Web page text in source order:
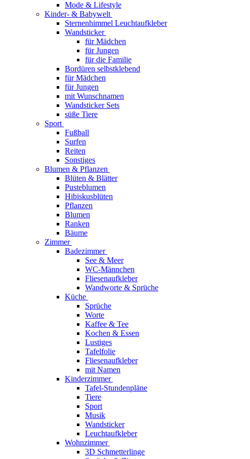
Mode & Lifestyle
Kinder- & Babywelt
Sternenhimmel Leuchtaufkleber
Wandsticker
für Mädchen
für Jungen
für die Familie
Bordüren selbstklebend
für Mädchen
für Jungen
mit Wunschnamen
Wandsticker Sets
süße Tiere
Sport
Fußball
Surfen
Reiten
Sonstiges
Blumen & Pflanzen
Blüten & Blätter
Pusteblumen
Hibiskusblüten
Pflanzen
Blumen
Ranken
Bäume
Zimmer
Badezimmer
See & Meer
WC-Männchen
Fliesenaufkleber
Wandworte & Sprüche
Küche
Sprüche
Worte
Kaffee & Tee
Kochen & Essen
Lustiges
Tafelfolie
Fliesenaufkleber
mit Namen
Kinderzimmer
Tafel-Stundenpläne
Tiere
Sport
Musik
Wandsticker
Leuchtaufkleber
Wohnzimmer
3D Schmetterlinge